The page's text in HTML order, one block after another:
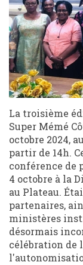
La troisième
Super Mémé
octobre 2024,
partir de 14h.
conférence de
4 octobre à la
au Plateau.
partenaires,
ministères
désormais
célébration de